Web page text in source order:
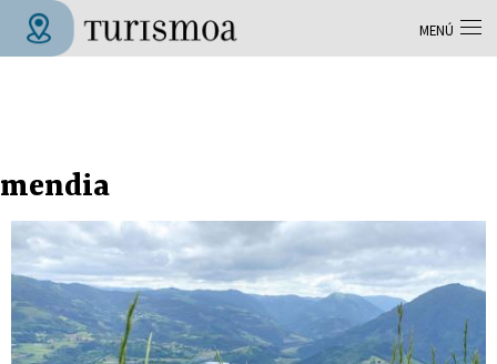
Pasar al contenido principal
mendia
MENÚ